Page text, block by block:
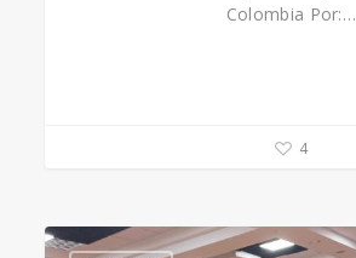
Colombia Por:…
4